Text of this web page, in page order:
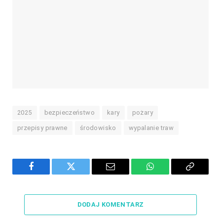
2025 bezpieczeństwo kary pożary
przepisy prawne środowisko wypalanie traw
Facebook Twitter Email WhatsAppCopy
DODAJ KOMENTARZ